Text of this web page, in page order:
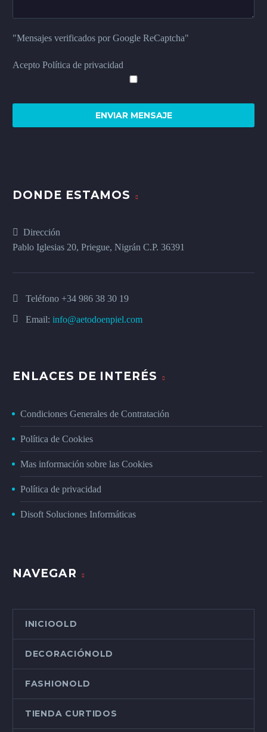
"Mensajes verificados por Google ReCaptcha"
Acepto Política de privacidad
DONDE ESTAMOS
Dirección
Pablo Iglesias 20, Priegue, Nigrán C.P. 36391
Teléfono +34 986 38 30 19
Email: info@aetodoenpiel.com
ENLACES DE INTERÉS
Condiciones Generales de Contratación
Política de Cookies
Mas información sobre las Cookies
Política de privacidad
Disoft Soluciones Informáticas
NAVEGAR
INICIOOLD
DECORACIÓNOLD
FASHIONOLD
TIENDA CURTIDOS